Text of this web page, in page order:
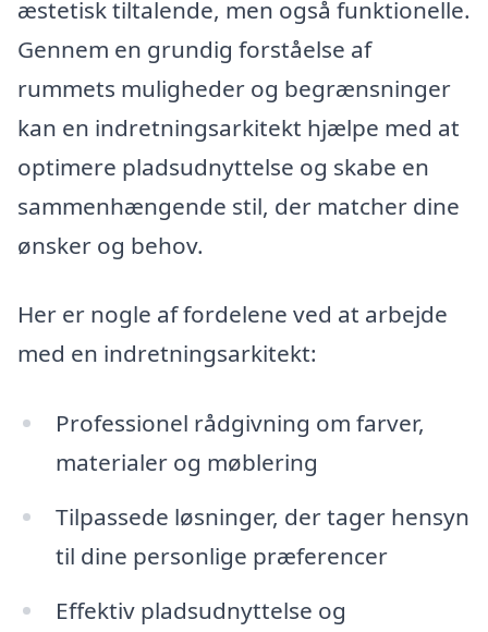
æstetisk tiltalende, men også funktionelle.
Gennem en grundig forståelse af
rummets muligheder og begrænsninger
kan en indretningsarkitekt hjælpe med at
optimere pladsudnyttelse og skabe en
sammenhængende stil, der matcher dine
ønsker og behov.
Her er nogle af fordelene ved at arbejde
med en indretningsarkitekt:
Professionel rådgivning om farver,
materialer og møblering
Tilpassede løsninger, der tager hensyn
til dine personlige præferencer
Effektiv pladsudnyttelse og